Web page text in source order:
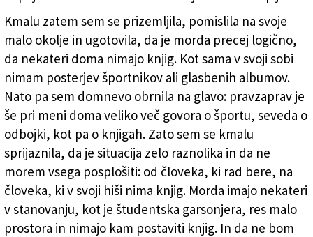
Kmalu zatem sem se prizemljila, pomislila na svoje
malo okolje in ugotovila, da je morda precej logično,
da nekateri doma nimajo knjig. Kot sama v svoji sobi
nimam posterjev športnikov ali glasbenih albumov.
Nato pa sem domnevo obrnila na glavo: pravzaprav je
še pri meni doma veliko več govora o športu, seveda o
odbojki, kot pa o knjigah. Zato sem se kmalu
sprijaznila, da je situacija zelo raznolika in da ne
morem vsega posplošiti: od človeka, ki rad bere, na
človeka, ki v svoji hiši nima knjig. Morda imajo nekateri
v stanovanju, kot je študentska garsonjera, res malo
prostora in nimajo kam postaviti knjig. In da ne bom